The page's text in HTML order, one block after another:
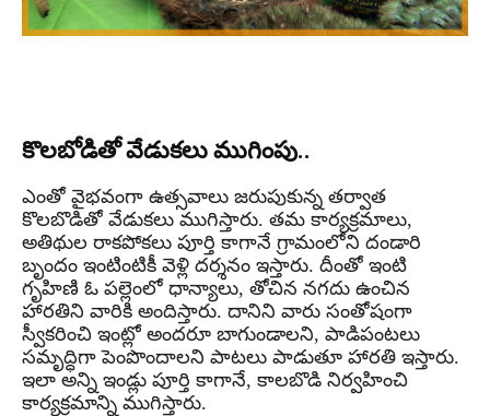
కొలబోడితో వేడుకలు ముగింపు..
ఎంతో వైభవంగా ఉత్సవాలు జరుపుకున్న తర్వాత
కొలబొడితో వేడుకలు ముగిస్తారు. తమ కార్యక్రమాలు,
అతిథుల రాకపోకలు పూర్తి కాగానే గ్రామంలోని దండారి
బృందం ఇంటింటికీ వెళ్లి దర్శనం ఇస్తారు. దీంతో ఇంటి
గృహిణి ఓ పల్లెంలో ధాన్యాలు, తోచిన నగదు ఉంచిన
హారతిని వారికి అందిస్తారు. దానిని వారు సంతోషంగా
స్వీకరించి ఇంట్లో అందరూ బాగుండాలని, పాడిపంటలు
సమృద్ధిగా పెంపొందాలని పాటలు పాడుతూ హారతి ఇస్తారు.
ఇలా అన్ని ఇండ్లు పూర్తి కాగానే, కాలబొడి నిర్వహించి
కార్యక్రమాన్ని ముగిస్తారు.